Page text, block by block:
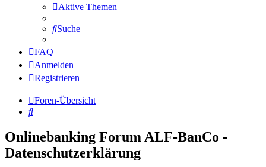
Aktive Themen
Suche
FAQ
Anmelden
Registrieren
Foren-Übersicht
Suche
Onlinebanking Forum ALF-BanCo -
Datenschutzerklärung